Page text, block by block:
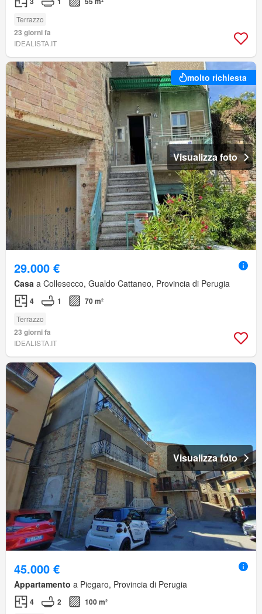
Terrazzo
23 giorni fa
IDEALISTA.IT
molto richiesta
Visualizza foto
29.000 €
Casa a Collesecco, Gualdo Cattaneo, Provincia di Perugia
4 1 70 m²
Terrazzo
23 giorni fa
IDEALISTA.IT
Visualizza foto
45.000 €
Appartamento a Piegaro, Provincia di Perugia
4 2 100 m²